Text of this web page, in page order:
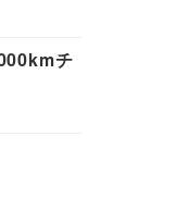
チ